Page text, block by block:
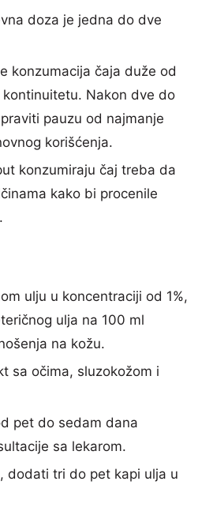
doza je jedna do dve
konzumacija čaja duže od
Nakon dve do
pauzu od najmanje
korišćenja.
konzumiraju čaj treba da
kako bi procenile
ulju u koncentraciji od 1%,
ulja na 100 ml
na kožu.
sa očima, sluzokožom i
pet do sedam dana
sa lekarom.
dodati tri do pet kapi ulja u